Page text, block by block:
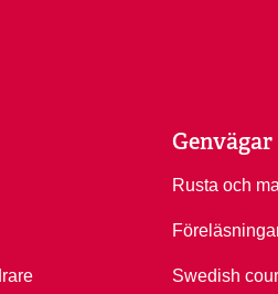
Genvägar
Rusta och
Swedish